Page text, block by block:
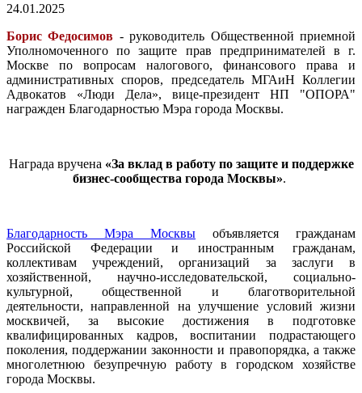
24.01.2025
Борис Федосимов - руководитель Общественной приемной
Уполномоченного по защите прав предпринимателей в г.
Москве по вопросам налогового, финансового права и
административных споров, председатель МГАиН Коллегии
Адвокатов «Люди Дела», вице-президент НП "ОПОРА"
награжден Благодарностью Мэра города Москвы.
Награда вручена «За вклад в работу по защите и поддержке
бизнес-сообщества города Москвы».
Благодарность Мэра Москвы объявляется гражданам
Российской Федерации и иностранным гражданам,
коллективам учреждений, организаций за заслуги в
хозяйственной, научно-исследовательской, социально-
культурной, общественной и благотворительной
деятельности, направленной на улучшение условий жизни
москвичей, за высокие достижения в подготовке
квалифицированных кадров, воспитании подрастающего
поколения, поддержании законности и правопорядка, а также
многолетнюю безупречную работу в городском хозяйстве
города Москвы.